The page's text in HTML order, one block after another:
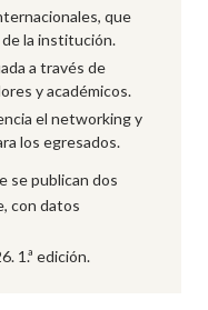
que
de la institución.
a través de
y académicos.
el networking y
los egresados.
se publican dos
con datos
1.ª edición.